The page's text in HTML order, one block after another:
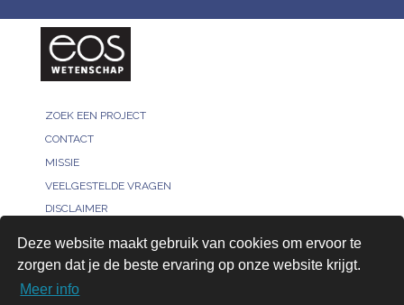
Deze website maakt gebruik van cookies om ervoor te
zorgen dat je de beste ervaring op onze website krijgt.
Meer info
ZOEK EEN PROJECT
CONTACT
MISSIE
VEELGESTELDE VRAGEN
DISCLAIMER